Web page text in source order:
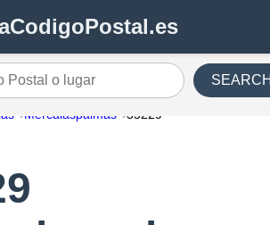
o lugar
Mercalaspalmas 35229